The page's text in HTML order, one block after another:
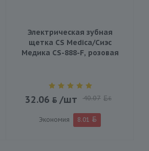
Электрическая зубная
щетка CS Medica/Сиэс
Медика CS-888-F, розовая
32.06 /шт 40.07 BYN
Экономия 8.01